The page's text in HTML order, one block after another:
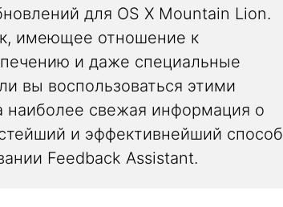
для OS X Mountain Lion.
имеющее отношение к
и даже специальные
вы воспользоваться этими
свежая информация о
и эффективнейший способ
Feedback Assistant.